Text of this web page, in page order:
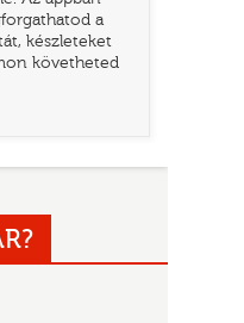
a
készleteket
követheted